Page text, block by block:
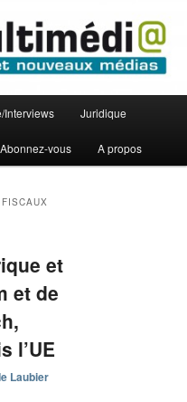
Interviews Juridique
Abonnez-vous A propos
et
et de
l’UE
Laubier